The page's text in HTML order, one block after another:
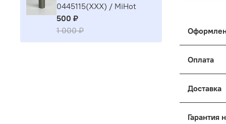
Оформить
Корзина,
Оплата
-
Введите
Доставка
Гарантия
0445115(XXX) / MiHot
500 ₽
1 000 ₽